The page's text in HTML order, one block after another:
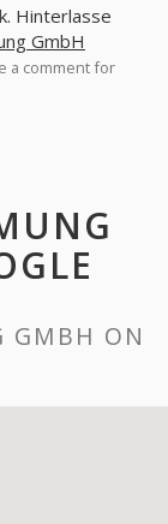
Hinterlasse
GmbH
a comment for
GMBH ON